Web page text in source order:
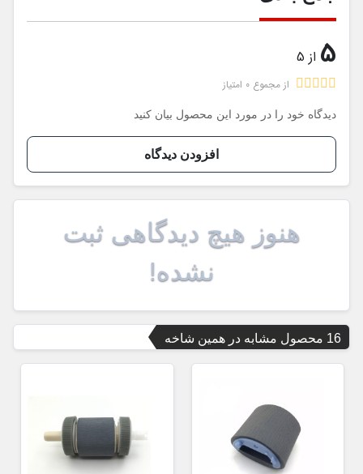
5 از 5
از مجموع 0 امتیاز
دیدگاه خود را در مورد این محصول بیان کنید
افزودن دیدگاه
هنوز هیچ دیدگاهی ثبت
نشده!
16 محصول مشابه در همین شاخه